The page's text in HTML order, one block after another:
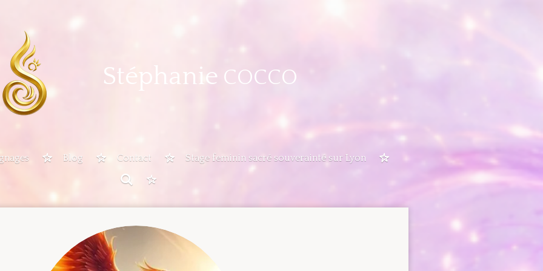
Stéphanie COCCO
Blog Contact Stage feminin sacré souverainté sur Lyon